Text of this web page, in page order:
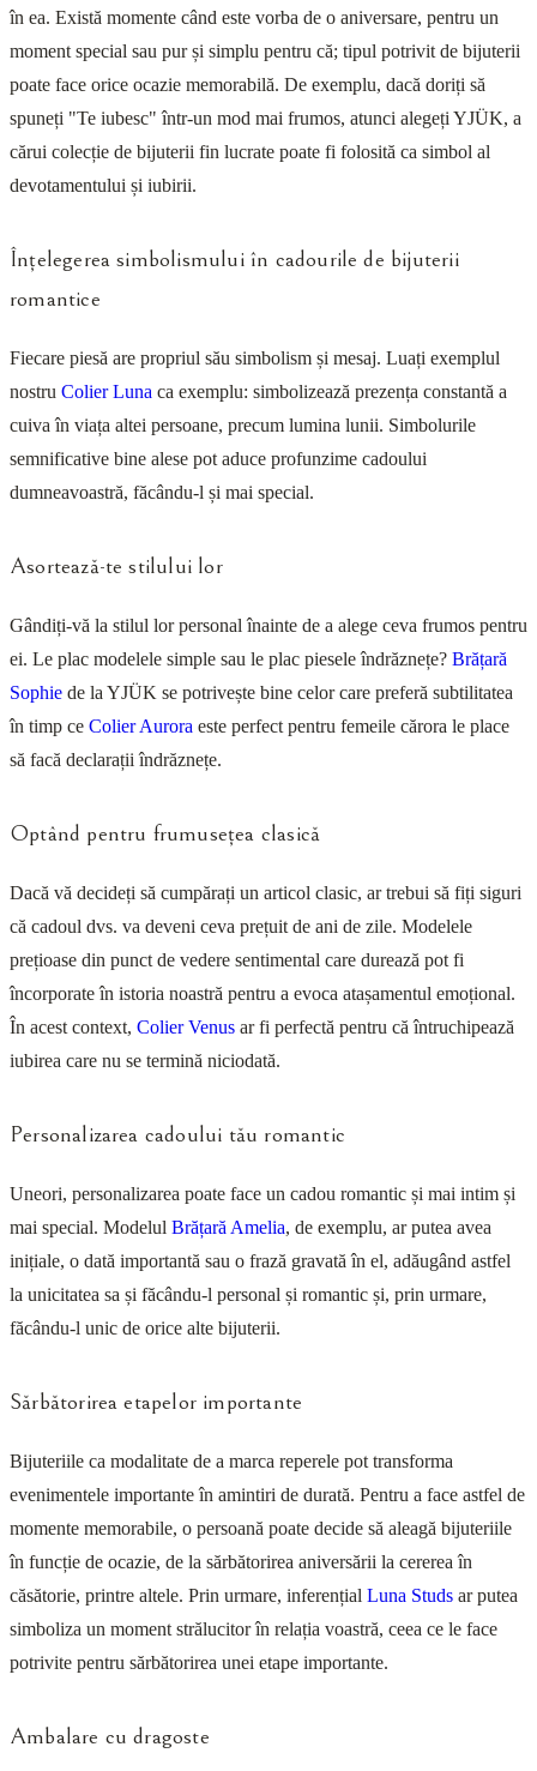
în ea. Există momente când este vorba de o aniversare, pentru un
moment special sau pur și simplu pentru că; tipul potrivit de bijuterii
poate face orice ocazie memorabilă. De exemplu, dacă doriți să
spuneți "Te iubesc" într-un mod mai frumos, atunci alegeți YJÜK, a
cărui colecție de bijuterii fin lucrate poate fi folosită ca simbol al
devotamentului și iubirii.
Înțelegerea simbolismului în cadourile de bijuterii
romantice
Fiecare piesă are propriul său simbolism și mesaj. Luați exemplul
nostru Colier Luna ca exemplu: simbolizează prezența constantă a
cuiva în viața altei persoane, precum lumina lunii. Simbolurile
semnificative bine alese pot aduce profunzime cadoului
dumneavoastră, făcându-l și mai special.
Asortează-te stilului lor
Gândiți-vă la stilul lor personal înainte de a alege ceva frumos pentru
ei. Le plac modelele simple sau le plac piesele îndrăznețe? Brățară
Sophie de la YJÜK se potrivește bine celor care preferă subtilitatea
în timp ce Colier Aurora este perfect pentru femeile cărora le place
să facă declarații îndrăznețe.
Optând pentru frumusețea clasică
Dacă vă decideți să cumpărați un articol clasic, ar trebui să fiți siguri
că cadoul dvs. va deveni ceva prețuit de ani de zile. Modelele
prețioase din punct de vedere sentimental care durează pot fi
încorporate în istoria noastră pentru a evoca atașamentul emoțional.
În acest context, Colier Venus ar fi perfectă pentru că întruchipează
iubirea care nu se termină niciodată.
Personalizarea cadoului tău romantic
Uneori, personalizarea poate face un cadou romantic și mai intim și
mai special. Modelul Brățară Amelia, de exemplu, ar putea avea
inițiale, o dată importantă sau o frază gravată în el, adăugând astfel
la unicitatea sa și făcându-l personal și romantic și, prin urmare,
făcându-l unic de orice alte bijuterii.
Sărbătorirea etapelor importante
Bijuteriile ca modalitate de a marca reperele pot transforma
evenimentele importante în amintiri de durată. Pentru a face astfel de
momente memorabile, o persoană poate decide să aleagă bijuteriile
în funcție de ocazie, de la sărbătorirea aniversării la cererea în
căsătorie, printre altele. Prin urmare, inferențial Luna Studs ar putea
simboliza un moment strălucitor în relația voastră, ceea ce le face
potrivite pentru sărbătorirea unei etape importante.
Ambalare cu dragoste